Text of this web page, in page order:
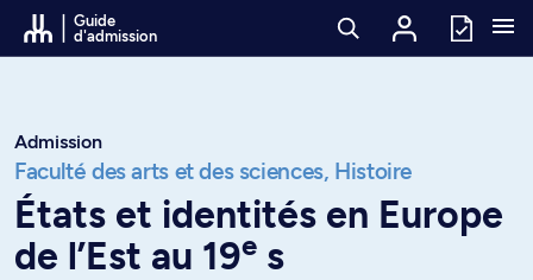
Passer au contenu
Guide
d'admission
Admission
Faculté des arts et des sciences, Histoire
États et identités en Europe
de l’Est au 19e s